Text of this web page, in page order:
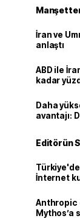
İran ve
anlaştı
ABD ile
kadar
Daha
avantajı:
Editörün
Türkiye'de
İnternet
Anthropic
Mythos’a